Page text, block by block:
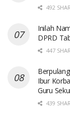
492
Inilah
DPRD
447
Ibur
Guru
439